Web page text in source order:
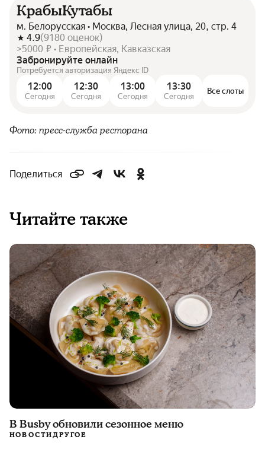
КрабыКутабы
м. Белорусская • Москва, Лесная улица, 20, стр. 4
4.9(9180 оценок)
>5000 ₽ • Европейская, Кавказская
Забронируйте онлайн
Потребуется авторизация Яндекс ID
12:00
Сегодня
12:30
Сегодня
13:00
Сегодня
13:30
Сегодня
Все слоты
Фото: пресс-служба ресторана
Поделиться
Читайте также
В Busby обновили сезонное меню
НОВОСТИДРУГОЕ